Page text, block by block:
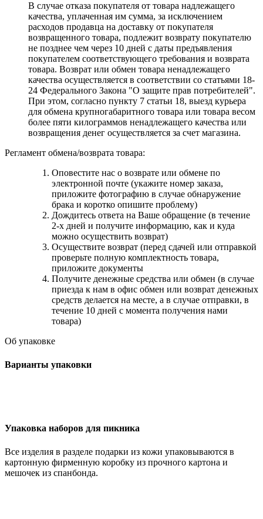
В случае отказа покупателя от товара надлежащего
качества, уплаченная им сумма, за исключением
расходов продавца на доставку от покупателя
возвращенного товара, подлежит возврату покупателю
не позднее чем через 10 дней с даты предъявления
покупателем соответствующего требования и возврата
товара. Возврат или обмен товара ненадлежащего
качества осуществляется в соответствии со статьями 18-
24 Федерального Закона "О защите прав потребителей".
При этом, согласно пункту 7 статьи 18, выезд курьера
для обмена крупногабаритного товара или товара весом
более пяти килограммов ненадлежащего качества или
возвращения денег осуществляется за счет магазина.
Регламент обмена/возврата товара:
Оповестите нас о возврате или обмене по
электронной почте (укажите номер заказа,
приложите фотографию в случае обнаружение
брака и коротко опишите проблему)
Дождитесь ответа на Ваше обращение (в течение
2-х дней и получите информацию, как и куда
можно осуществить возврат)
Осуществите возврат (перед сдачей или отправкой
проверьте полную комплектность товара,
приложите документы
Получите денежные средства или обмен (в случае
приезда к нам в офис обмен или возврат денежных
средств делается на месте, а в случае отправки, в
течение 10 дней с момента получения нами
товара)
Об упаковке
Варианты упаковки
Упаковка наборов для пикника
Все изделия в разделе подарки из кожи упаковываются в
картонную фирменную коробку из прочного картона и
мешочек из спанбонда.